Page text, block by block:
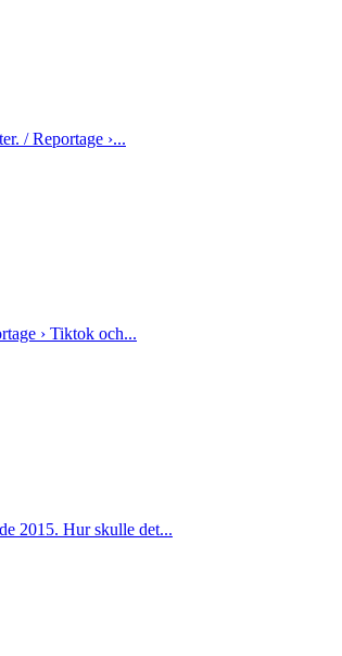
/ Reportage ›...
› Tiktok och...
2015. Hur skulle det...